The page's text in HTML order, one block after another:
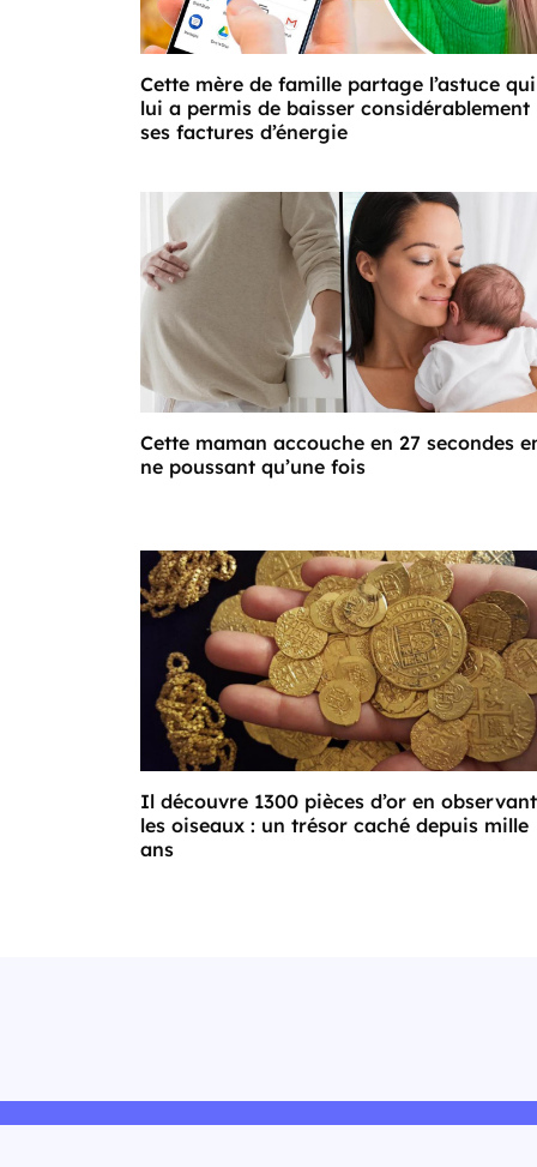
Cette mère de famille partage l’astuce qui
lui a permis de baisser considérablement
ses factures d’énergie
Cette maman accouche en 27 secondes
ne poussant qu’une fois
Il découvre 1300 pièces d’or en observant
les oiseaux : un trésor caché depuis mille
ans